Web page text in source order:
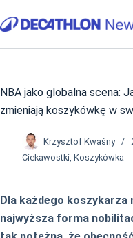
do
NBA jako globalna scena:
zmieniają koszykówkę w
Krzysztof Kwaśny
Ciekawostki, Koszykówka
Dla każdego koszykarza
najwyższa forma